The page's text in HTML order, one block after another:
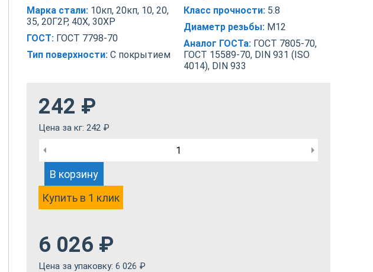
Марка стали: 10кп, 20кп, 10, 20,
35, 20Г2Р, 40Х, 30ХР
ГОСТ: ГОСТ 7798-70
Тип поверхности: С покрытием
Класс прочности: 5.8
Диаметр резьбы: М12
Аналог ГОСТа: ГОСТ 7805-70,
ГОСТ 15589-70, DIN 931 (ISO
4014), DIN 933
242 ₽
Цена за кг: 242 ₽
В корзину
Купить в 1 клик
6 026 ₽
Цена за упаковку: 6 026 ₽